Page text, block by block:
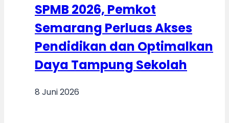
SPMB 2026, Pemkot
Semarang Perluas Akses
Pendidikan dan Optimalkan
Daya Tampung Sekolah
8 Juni 2026